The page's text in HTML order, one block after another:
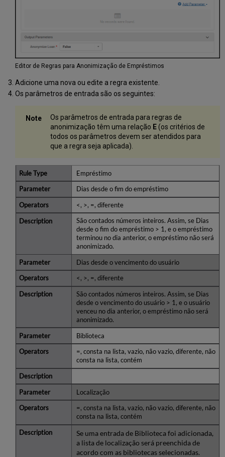
Editor de Regras para Anonimização de Empréstimos
Adicione uma nova ou edite a regra existente.
Os parâmetros de entrada são os seguintes:
Os parâmetros de entrada para regras de
anonimização têm uma relação E(os critérios de
todos os parâmetros devem ser atendidos para
que a regra seja aplicada).
Empréstimo
Dias desde o fim do empréstimo
<, >, =, diferente
São contados números inteiros. Assim, se Dias
desde o fim do empréstimo > 1, e o empréstimo
terminou no dia anterior, o empréstimo não será
anonimizado.
Dias desde o vencimento do usuário
<, >, =, diferente
São contados números inteiros. Assim, se Dias
desde o vencimento do usuário > 1, e o usuário
venceu no dia anterior, o empréstimo não será
anonimizado.
Biblioteca
=, consta na lista, vazio, não vazio, diferente, não
consta na lista, contém
Localização
=, consta na lista, vazio, não vazio, diferente, não
consta na lista, contém
Se uma entrada de Biblioteca foi adicionada,
a lista de localização será preenchida de
acordo com as bibliotecas selecionadas.